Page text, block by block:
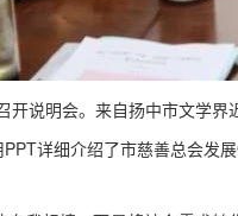
开说明会。来自扬中市文学
详细介绍了市慈善总会发